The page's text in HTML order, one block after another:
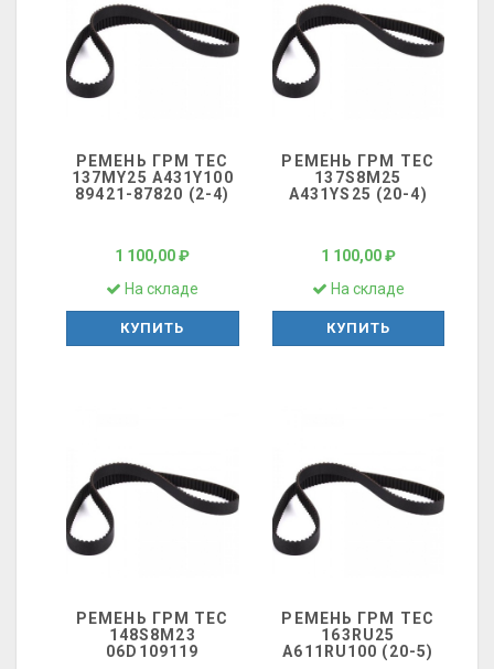
РЕМЕНЬ ГРМ ТЕС
137MY25 A431Y100
89421-87820 (2-4)
1 100,00 ₽
На складе
КУПИТЬ
РЕМЕНЬ ГРМ ТЕС
137S8M25
A431YS25 (20-4)
1 100,00 ₽
На складе
КУПИТЬ
РЕМЕНЬ ГРМ ТЕС
148S8M23
06D109119
РЕМЕНЬ ГРМ ТЕС
163RU25
A611RU100 (20-5)